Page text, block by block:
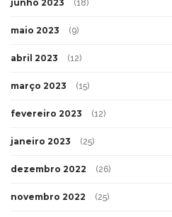
junho 2023 (18)
maio 2023 (9)
abril 2023 (12)
março 2023 (15)
fevereiro 2023 (12)
janeiro 2023 (25)
dezembro 2022 (26)
novembro 2022 (25)